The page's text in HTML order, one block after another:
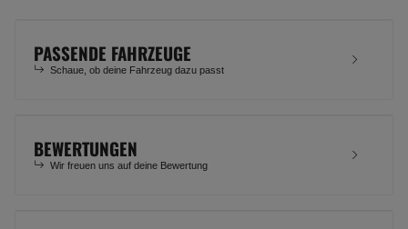
PASSENDE FAHRZEUGE
Schaue, ob deine Fahrzeug dazu passt
BEWERTUNGEN
Wir freuen uns auf deine Bewertung